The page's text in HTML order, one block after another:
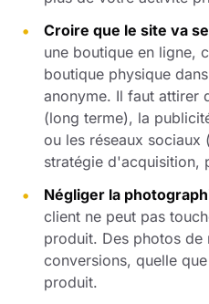
Croire que le site va
une boutique en ligne,
boutique physique dans
anonyme. Il faut attirer
(long terme), la
ou les réseaux sociaux
stratégie d'acquisition,
Négliger la
client ne peut pas
produit. Des photos de
conversions, quelle
produit.